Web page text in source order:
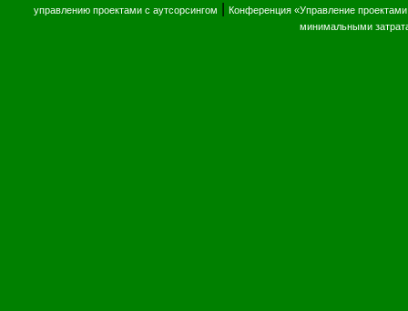
управлению проектами с аутсорсингом
Конференция «Управление
минимальными